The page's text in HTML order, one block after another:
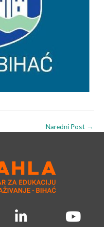
Naredni Post →